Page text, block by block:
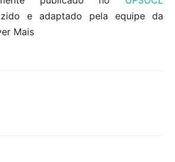
e adaptado pela equipe da
Mais